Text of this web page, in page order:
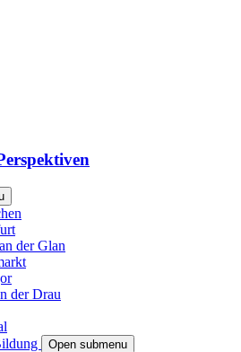
der Glan
der Drau
Open submenu